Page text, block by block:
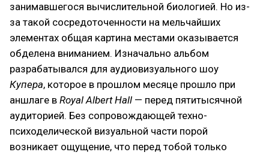
занимавшегося вычислительной биологией. Но из-
за такой сосредоточенности на мельчайших
элементах общая картина местами оказывается
обделена вниманием. Изначально альбом
разрабатывался для аудиовизуального шоу
Купера, которое в прошлом месяце прошло при
аншлаге в Royal Albert Hall — перед пятитысячной
аудиторией. Без сопровождающей техно-
психоделической визуальной части порой
возникает ощущение, что перед тобой только